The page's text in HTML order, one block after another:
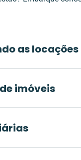
as locações
imóveis